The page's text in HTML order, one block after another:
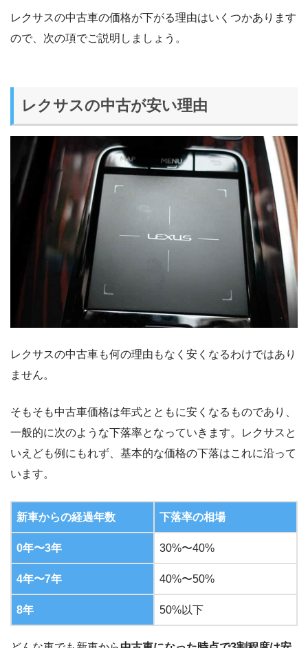
レクサスの中古車の価格が下がる理由はいくつかあります
ので、次の項でご説明しましょう。
レクサスの中古が安い理由
レクサスの中古車も何の理由もなく安くなるわけではあり
ません。
そもそも中古車価格は年式とともに安くなるものであり、
一般的に次のような下落率となっていきます。レクサスと
いえども例にもれず、基本的な価格の下落はこれに沿って
います。
新車からの経過年数 下落率の相場
0年〜3年 30%〜40%
4年〜7年 40%〜50%
8年 50%以下